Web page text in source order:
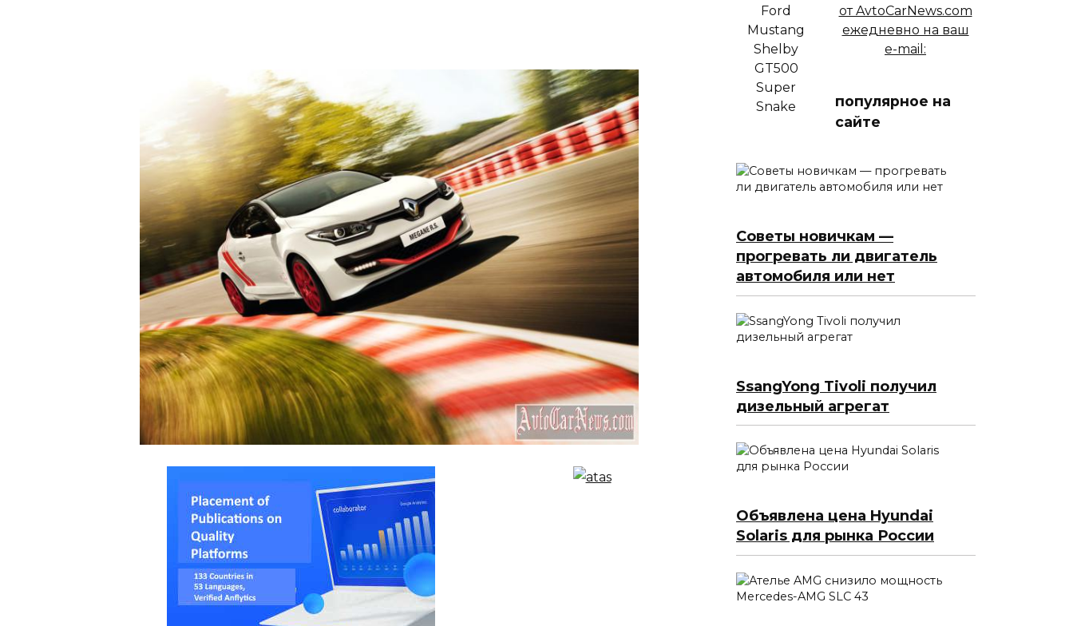
от AvtoCarNews.com
ежедневно на ваш
e-mail:
популярное на
сайте
Советы новичкам —
прогревать ли двигатель
автомобиля или нет
SsangYong Tivoli получил
дизельный агрегат
Объявлена цена Hyundai
Solaris для рынка России